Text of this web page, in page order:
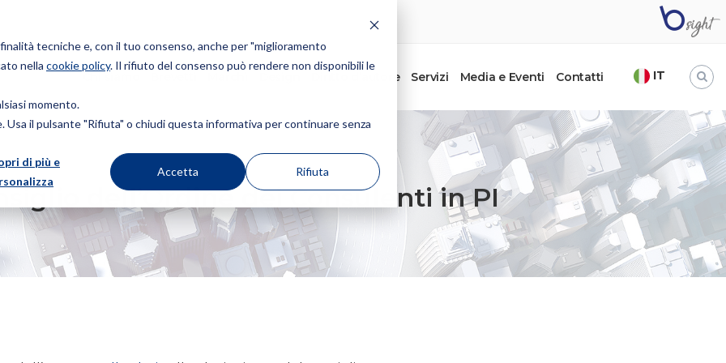
tecniche e, con il tuo consenso, anche per "miglioramento
nella cookie policy. Il rifiuto del consenso può rendere non disponibili le
momento.
il pulsante "Rifiuta" o chiudi questa informativa per continuare senza
di più e
Accetta Rifiuta
Diritto d’autore Servizi Media e Eventi Contatti IT
DEI CONSULENTI IN PI
dell’Ordine dei Consulenti in PI